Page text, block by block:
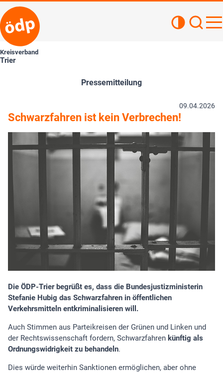
Kreisverband
Trier
Pressemitteilung
09.04.2026
Schwarzfahren ist kein Verbrechen!
Die ÖDP-Trier begrüßt es, dass die Bundesjustizministerin
Stefanie Hubig das Schwarzfahren in öffentlichen
Verkehrsmitteln entkriminalisieren will.
Auch Stimmen aus Parteikreisen der Grünen und Linken und
der Rechtswissenschaft fordern, Schwarzfahren künftig als
Ordnungswidrigkeit zu behandeln.
Dies würde weiterhin Sanktionen ermöglichen, aber ohne